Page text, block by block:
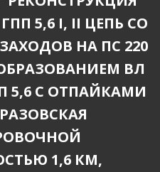
5,6 I, II ЦЕПЬ СО
НА ПС 220
ВЛ
5,6 С ОТПАЙКАМИ
1,6 КМ,